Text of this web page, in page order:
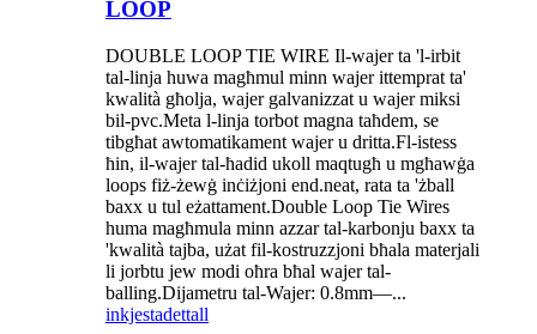
LOOP
DOUBLE LOOP TIE WIRE Il-wajer ta 'l-irbit
tal-linja huwa magħmul minn wajer ittemprat ta'
kwalità għolja, wajer galvanizzat u wajer miksi
bil-pvc.Meta l-linja torbot magna taħdem, se
tibgħat awtomatikament wajer u dritta.Fl-istess
ħin, il-wajer tal-ħadid ukoll maqtugħ u mgħawġa
loops fiż-żewġ inċiżjoni end.neat, rata ta 'żball
baxx u tul eżattament.Double Loop Tie Wires
huma magħmula minn azzar tal-karbonju baxx ta
'kwalità tajba, użat fil-kostruzzjoni bħala materjali
li jorbtu jew modi oħra bħal wajer tal-
balling.Dijametru tal-Wajer: 0.8mm—...
inkjestadettall